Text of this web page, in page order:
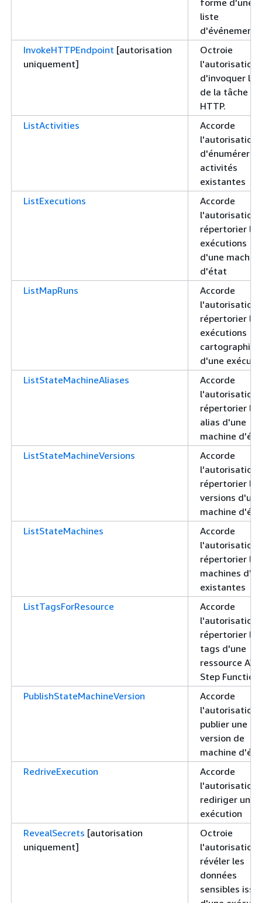
liste
d'événements
InvokeHTTPEndpoint [autorisation
uniquement]
Octroie
l'autorisation
d'invoquer
de la tâche
HTTP.
ListActivities
Accorde
l'autorisation
d'énumérer
activités
existantes
ListExecutions
Accorde
l'autorisation
répertorier les
exécutions
d'une machine
d'état
ListMapRuns
Accorde
l'autorisation
répertorier les
exécutions
d'une
ListStateMachineAliases
Accorde
l'autorisation
répertorier les
alias d'une
machine
ListStateMachineVersions
Accorde
l'autorisation
répertorier les
versions d'une
machine
ListStateMachines
Accorde
l'autorisation
répertorier les
machines
existantes
ListTagsForResource
Accorde
l'autorisation
répertorier les
tags d'une
ressource
Step
PublishStateMachineVersion
Accorde
l'autorisation
publier une
version de
machine
RedriveExecution
Accorde
l'autorisation
rediriger une
exécution
RevealSecrets [autorisation
uniquement]
Octroie
l'autorisation
révéler les
données
sensibles